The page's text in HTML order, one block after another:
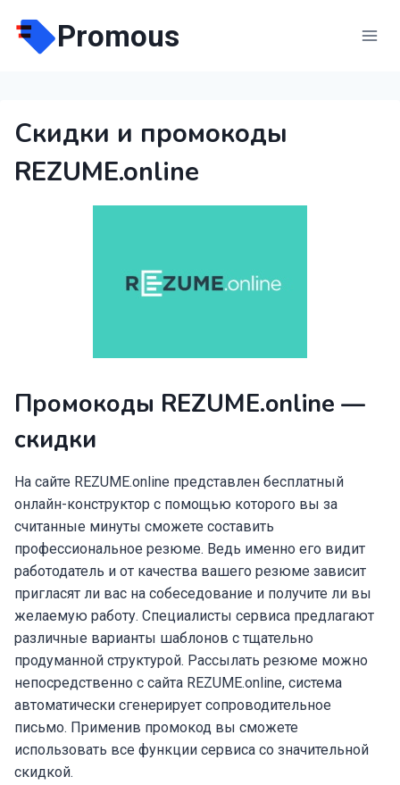
содержимому
Promous
Скидки и промокоды
REZUME.online
Промокоды REZUME.online —
скидки
На сайте REZUME.online представлен бесплатный
онлайн-конструктор с помощью которого вы за
считанные минуты сможете составить
профессиональное резюме. Ведь именно его видит
работодатель и от качества вашего резюме зависит
пригласят ли вас на собеседование и получите ли вы
желаемую работу. Специалисты сервиса предлагают
различные варианты шаблонов с тщательно
продуманной структурой. Рассылать резюме можно
непосредственно с сайта REZUME.online, система
автоматически сгенерирует сопроводительное
письмо. Применив промокод вы сможете
использовать все функции сервиса со значительной
скидкой.